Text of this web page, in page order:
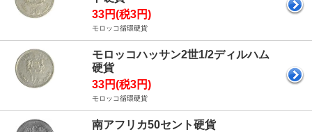
33円(税3円)
モロッコ循環硬貨
モロッコハッサン2世1/2ディルハム
硬貨
33円(税3円)
モロッコ循環硬貨
南アフリカ50セント硬貨